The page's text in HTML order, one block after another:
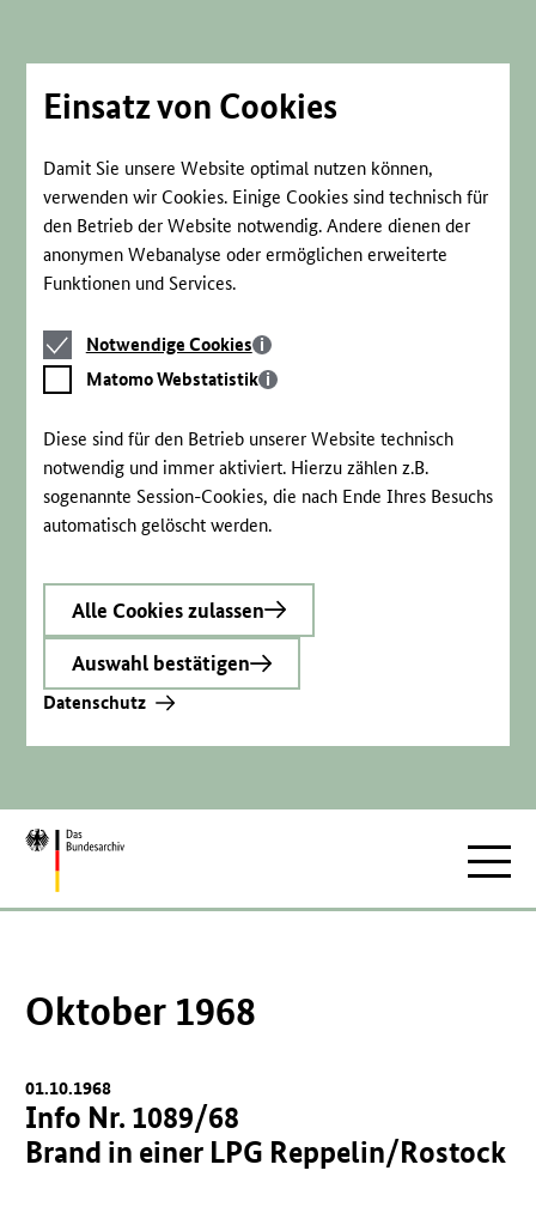
Einsatz von Cookies
Damit Sie unsere Website optimal nutzen können,
verwenden wir Cookies. Einige Cookies sind technisch für
den Betrieb der Website notwendig. Andere dienen der
anonymen Webanalyse oder ermöglichen erweiterte
Funktionen und Services.
Notwendige
Cookies
Notwendige Cookies
Matomo
Webstatistik
Matomo Webstatistik
Diese sind für den Betrieb unserer Website technisch
notwendig und immer aktiviert. Hierzu zählen z.B.
sogenannte Session-Cookies, die nach Ende Ihres Besuchs
automatisch gelöscht werden.
Alle Cookies zulassen
Auswahl bestätigen
Datenschutz
Zur
Oktober 1968
01.10.1968
Info Nr. 1089/68
Brand in einer LPG Reppelin/Rostock